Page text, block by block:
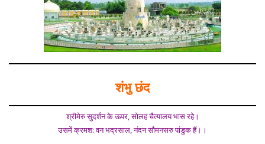
शंभु छंद
श्रीमेरु सुदर्शन के ऊपर, सोलह चैत्यालय भास रहे।
उसमें क्रमश: वन भद्रसाल, नंदन सौमनसरु पांडुक हैं।।